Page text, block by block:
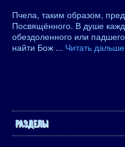
Пчела, таким образом,
Посвящённого. В душе
обездоленного или
найти Бож ... Читать
РАЗДЕЛЫ